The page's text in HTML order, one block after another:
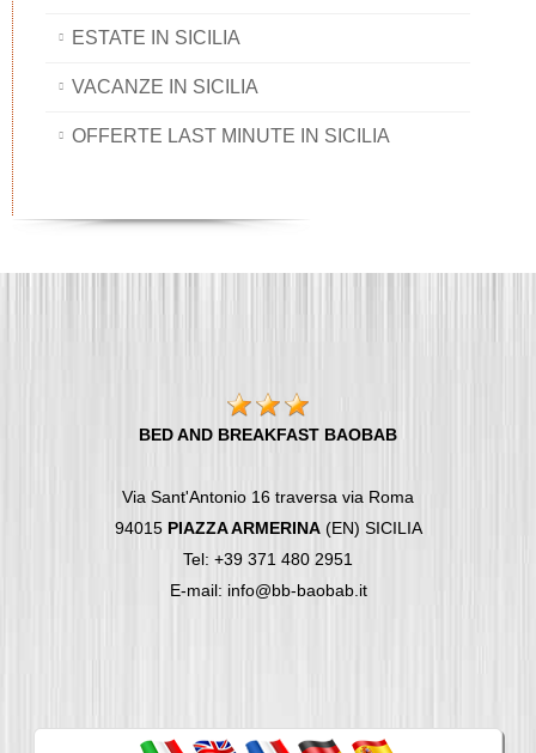
ESTATE IN SICILIA
VACANZE IN SICILIA
OFFERTE LAST MINUTE IN SICILIA
BED AND BREAKFAST BAOBAB
Via Sant'Antonio 16 traversa via Roma
94015 PIAZZA ARMERINA(EN) SICILIA
Tel: +39 371 480 2951
E-mail: info@bb-baobab.it